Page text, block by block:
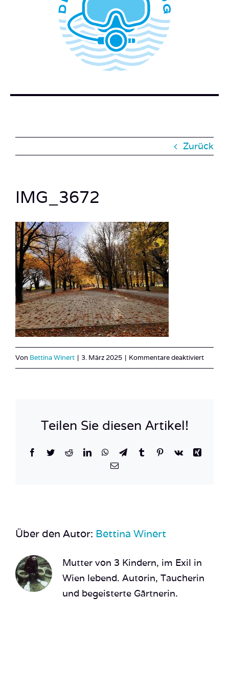
WER STECKT HINTER DEM TAUCHERBLOG?
BUCH BESTELLEN
Zurück
IMG_3672
Von Bettina Winert | 3. März 2025 | Kommentare deaktiviertfür
Teilen Sie diesen Artikel!
Facebook
TwitterRedditLinkedInWhatsApp
TelegramTumblrPinterest
Vk
Xing
E-
Über den Autor: Bettina Winert
Mutter von 3 Kindern, im Exil in
Wien lebend. Autorin, Taucherin
und begeisterte Gärtnerin.